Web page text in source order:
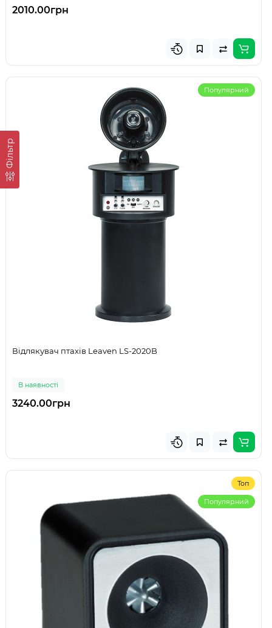
Фiльтр
2010.00грн
Популярний
Відлякувач птахів Leaven LS-2020B
В наявності
3240.00грн
Топ
Популярний